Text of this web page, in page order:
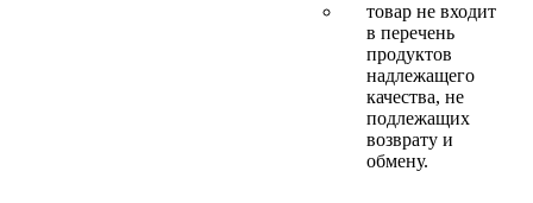
товар не входит
в перечень
продуктов
надлежащего
качества, не
подлежащих
возврату и
обмену.